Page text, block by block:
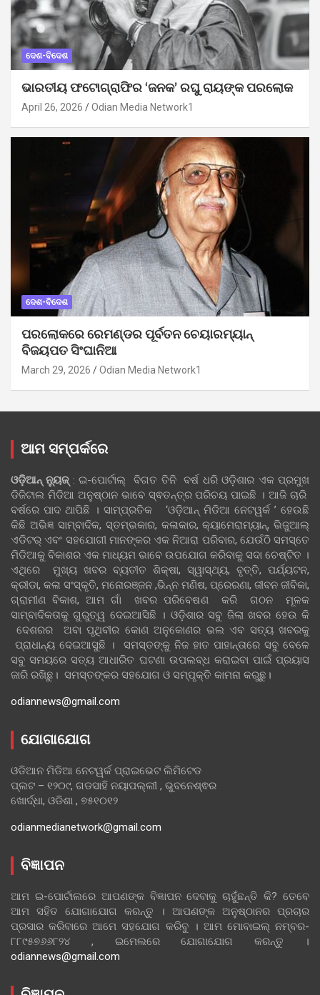
ଦେଶ-ବିଦେଶ
ଭାରତୀୟ ଫଟୋଗ୍ରାଫିର ‘ଜନକ’ ରଘୁ ରାୟଙ୍କ ପରଲୋକ
April 26, 2026 Odian Media Network1
ଦେଶ-ବିଦେଶ
ପରଲୋକରେ ରେମଣ୍ଡର ପୂର୍ବତନ ଚେୟାରମ୍ୟାନ୍
ବିଜୟପତ ସିଂଘାନିଆ
March 29, 2026 Odian Media Network1
ଆମ ସମ୍ପର୍କରେ
ଓଡ଼ିଆନ୍‍ ନ୍ୟୁଜ୍‍: ଇ-ପୋର୍ଟାଲ୍ ବିଗତ ତିନି ବର୍ଷ ଧରି ଓଡ଼ିଶାର ଏକ ପ୍ରମୁଖ
ଡିଜିଟାଲ ମିଡିଆ ଅନୁଷ୍ଠାନ ଭାବେ ସ୍ଵତନ୍ତ୍ର ପରିଚୟ ପାଇଛି । ଆଜି ଚାରି
ବର୍ଷରେ ପାଦ ଥାପିଛି । ସାମ୍ପ୍ରତିକ ‘ଓଡ଼ିଆନ୍‍ ମିଡିଆ ନେଟୱର୍କ ’ ହେଉଛି
କିଛି ଅଭିଜ୍ଞ ସାମ୍ବାଦିକ, ସ୍ତମ୍ଭକାର, କଳାକାର, କ୍ୟାମେରାମ୍ୟାନ୍, ଭିଜୁଆଲ୍
ଏଡିଟର୍ ଏବଂ ସହଯୋଗୀ ମାନଙ୍କର ଏକ ନିଆରା ପରିବାର, ଯେଉଁଠି ସମସ୍ତେ
ମିଡିଆକୁ ବିକାଶର ଏକ ମାଧ୍ୟମ ଭାବେ ଉପଯୋଗ କରିବାକୁ ସଦା ଚେଷ୍ଟିତ ।
ଏଥିରେ ମୁଖ୍ୟ ଖବର ବ୍ୟତୀତ ଶିକ୍ଷା, ସ୍ୱାସ୍ଥ୍ୟ, ବୃତ୍ତି, ପର୍ଯ୍ୟଟନ,
କ୍ରୀଡା, କଳା ସଂସ୍କୃତି, ମନୋରଞ୍ଜନ ,ଭିନ୍ନ ମଣିଷ, ପ୍ରେରଣା, ଜୀବନ ଜୀବିକା,
ଗ୍ରାମୀଣ ବିକାଶ, ଆମ ଗାଁ ଖବର ପରିବେଷଣ କରି ଗଠନ ମୂଳକ
ସାମ୍ବାଦିକତାକୁ ଗୁରୁତ୍ୱ ଦେଇଆସିଛି । ଓଡ଼ିଶାର ସବୁ ଜିଲା ଖବର ହେଉ କି
ଦେଶରର ଅବା ପୃଥିବୀର କୋଣ ଅନୁକୋଣର ଭଲ ଏବ ସତ୍ୟ ଖବରକୁ
ପ୍ରାଧାନ୍ୟ ଦେଇଆସୁଛି । ସମସ୍ତଙ୍କୁ ନିଜ ହାତ ପାହାନ୍ତାରେ ସବୁ ବେଳେ
ସବୁ ସମୟରେ ସତ୍ୟ ଆଧାରିତ ଘଟଣା ଉପଲବ୍ଧ କରାଇବା ପାଇଁ ପ୍ରୟାସ
ଜାରି ରଖିଛୁ। ସମସ୍ତଙ୍କର ସହଯୋଗ ଓ ସମ୍ପୃକ୍ତି କାମନା କରୁଛୁ।
odiannews@gmail.com
ଯୋଗାଯୋଗ
ଓଡିଆନ ମିଡିଆ ନେଟୱର୍କ ପ୍ରାଇଭେଟ ଲିମିଟେଡ
ପ୍ଲଟ – ୧୨୦୯, ଗଡସାହି ନୟାପଲ୍ଲୀ , ଭୁବନେଶ୍ଵର
ଖୋର୍ଦ୍ଧା, ଓଡିଶା , ୭୫୧୦୧୨
odianmedianetwork@gmail.com
ବିଜ୍ଞାପନ
ଆମ ଇ-ପୋର୍ଟାଲରେ ଆପଣଙ୍କ ବିଜ୍ଞାପନ ଦେବାକୁ ଚାହୁଁଛନ୍ତି କି? ତେବେ
ଆମ ସହିତ ଯୋଗାଯୋଗ କରନ୍ତୁ । ଆପଣଙ୍କ ଅନୁଷ୍ଠାନର ପ୍ରଚାର
ପ୍ରସାର କରିବାରେ ଆମେ ସହଯୋଗ କରିବୁ । ଆମ ମୋବାଇଲ୍ ନମ୍ବର-
୮୮୯୫୭୬୬୮୨୪ , ଇମେଲରେ ଯୋଗାଯୋଗ କରନ୍ତୁ ।
odiannews@gmail.com